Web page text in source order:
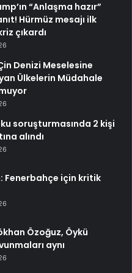
“Anlaşma hazır”
Hürmüz mesajı ilk
çıkardı
Denizi Meselesine
Ülkelerin Müdahale
soruşturmasında 2 kişi
alındı
Fenerbahçe için kritik
Özoğuz, Öykü
aynı